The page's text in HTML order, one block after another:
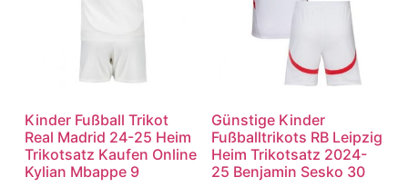
Kinder Fußball Trikot
Real Madrid 24-25 Heim
Trikotsatz Kaufen Online
Kylian Mbappe 9
Günstige Kinder
Fußballtrikots RB Leipzig
Heim Trikotsatz 2024-
25 Benjamin Sesko 30